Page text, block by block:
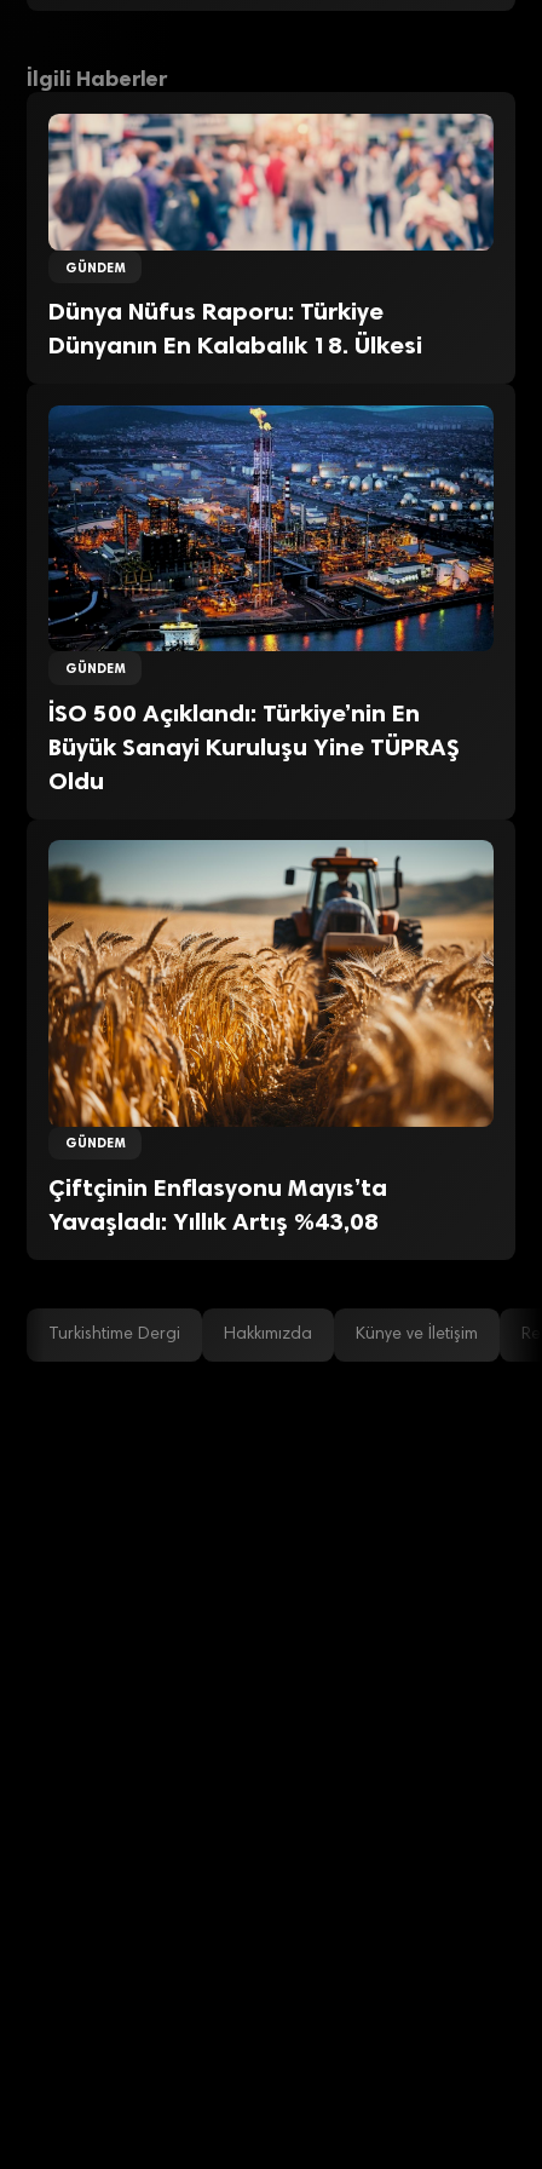
İlgili Haberler
GÜNDEM
Dünya Nüfus Raporu: Türkiye
Dünyanın En Kalabalık 18. Ülkesi
GÜNDEM
İSO 500 Açıklandı: Türkiye’nin En
Büyük Sanayi Kuruluşu Yine TÜPRAŞ
Oldu
GÜNDEM
Çiftçinin Enflasyonu Mayıs’ta
Yavaşladı: Yıllık Artış %43,08
Turkishtime Dergi Hakkımızda Künye ve İletişim